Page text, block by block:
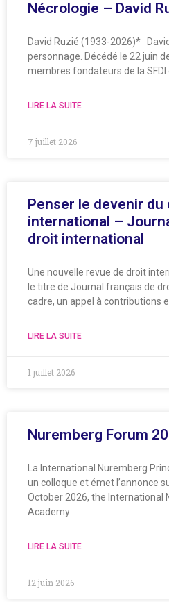
Nécrologie – David
David Ruzié (1933-2026)*
personnage. Décédé le 22 juin
membres fondateurs de la SFDI
LIRE LA SUITE
7 juillet 2026
Penser le devenir du
international –
droit international
Une nouvelle revue de droit
le titre de Journal français de
cadre, un appel à contributions
LIRE LA SUITE
1 juillet 2026
Nuremberg Forum
La International Nuremberg
un colloque et émet l’annonce
October 2026, the International
Academy
LIRE LA SUITE
12 juin 2026